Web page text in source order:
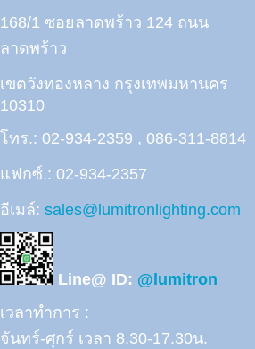
168/1 ซอยลาดพร้าว 124 ถนน
ลาดพร้าว
เขตวังทองหลาง กรุงเทพมหานคร
10310
โทร.: 02-934-2359 , 086-311-8814
แฟกซ์.: 02-934-2357
อีเมล์: sales@lumitronlighting.com
Line@ ID: @lumitron
เวลาทำการ :
จันทร์-ศุกร์ เวลา 8.30-17.30น.